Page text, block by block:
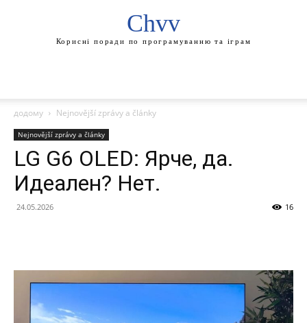
Chvv
Корисні поради по програмуванню та іграм
додому Nejnovější zprávy a články
Nejnovější zprávy a články
LG G6 OLED: Ярче, да.
Идеален? Нет.
24.05.2026 16